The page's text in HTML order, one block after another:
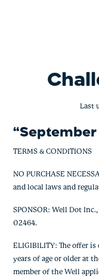
Last
TERMS & CONDITIONS
NO PURCHASE
and local laws and
SPONSOR: Well Dot
02464.
ELIGIBILITY: The offer
years of age or older at
member of the Well